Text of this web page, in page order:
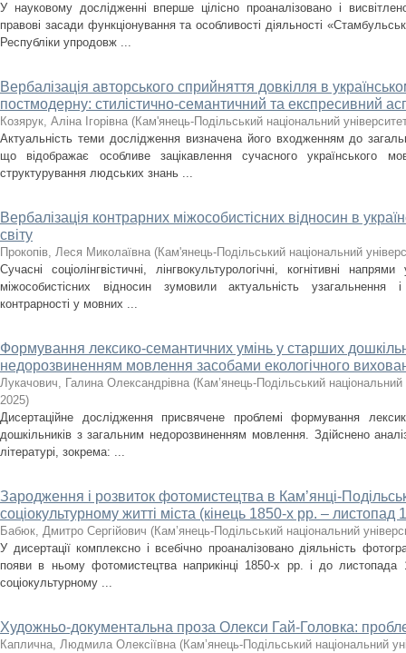
У науковому дослідженні вперше цілісно проаналізовано і
правові засади функціонування та особливості діяльності
Республіки упродовж ...
Вербалізація авторського сприйняття довкілля в
постмодерну: стилістично-семантичний та експресивний
Козярук, Аліна Ігорівна (Кам'янець-Подільський національний
Актуальність теми дослідження визначена його входженням до
що відображає особливе зацікавлення сучасного українського
структурування людських знань ...
Вербалізація контрарних міжособистісних відносин в
світу
Прокопів, Леся Миколаївна (Кам'янець-Подільський національний
Сучасні соціолінгвістичні, лінгвокультурологічні, когнітивні
міжособистісних відносин зумовили актуальність узагальнення
контрарності у мовних ...
Формування лексико-семантичних умінь у старших
недорозвиненням мовлення засобами екологічного
Лукачович, Галина Олександрівна (Кам’янець-Подільський національний
2025)
Дисертаційне дослідження присвячене проблемі формування
дошкільників з загальним недорозвиненням мовлення. Здійснено
літературі, зокрема: ...
Зародження і розвиток фотомистецтва в Кам’янці-
соціокультурному житті міста (кінець 1850-х рр. – листопад
Бабюк, Дмитро Сергійович (Кам’янець-Подільський національний
У дисертації комплексно і всебічно проаналізовано діяльність
появи в ньому фотомистецтва наприкінці 1850-х рр. і до
соціокультурному ...
Художньо-документальна проза Олекси Гай-Головка:
Каплична, Людмила Олексіївна (Кам’янець-Подільський національний